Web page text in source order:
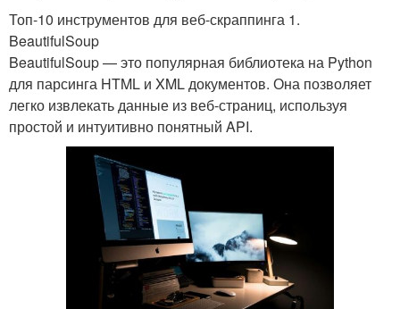
Топ-10 инструментов для веб-скраппинга 1.
BeautifulSoup
BeautifulSoup — это популярная библиотека на Python
для парсинга HTML и XML документов. Она позволяет
легко извлекать данные из веб-страниц, используя
простой и интуитивно понятный API.